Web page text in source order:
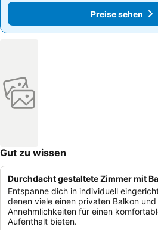
Preise sehen
Preise sehen
Gut zu wissen
Durchdacht gestaltete Zimmer mit
Entspanne dich in individuell
denen viele einen privaten Balkon
Annehmlichkeiten für einen
Aufenthalt bieten.